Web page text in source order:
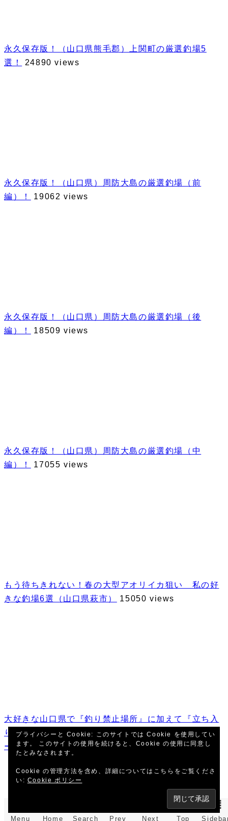
永久保存版！（山口県熊毛郡）上関町の厳選釣場5
選！
24890 views
永久保存版！（山口県）周防大島の厳選釣場（前
編）！
19062 views
永久保存版！（山口県）周防大島の厳選釣場（後
編）！
18509 views
永久保存版！（山口県）周防大島の厳選釣場（中
編）！
17055 views
もう待ちきれない！春の大型アオリイカ狙い 私の好
きな釣場6選（山口県萩市）
15050 views
大好きな山口県で『釣り禁止場所』に加えて『立ち入
り禁止場所』が続出！もう一度、釣りのルール、マナ
ーを考えてみようよ！ 14910 views
プライバシーと Cookie: このサイトでは Cookie を使用してい
ます。 このサイトの使用を続けると、Cookie の使用に同意し
たとみなされます。
Cookie の管理方法を含め、詳細についてはこちらをご覧くださ
い: Cookie ポリシー
Menu Home Search Prev Next Top